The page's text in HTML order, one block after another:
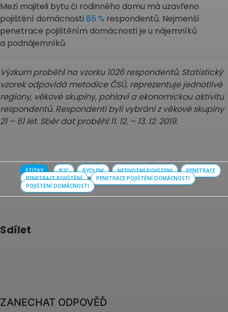
Mezi majiteli bytu či rodinného domu má uzavřeno
pojištění domácnosti 85 % respondentů. Nejmenší
penetrace pojištěním domácnosti je u nájemníků
a podnájemníků.
Výzkum proběhl na vzorku 1026 respondentů. Statistický
vzorek odpovídá metodice ČSÚ, reprezentuje jednotlivé
regiony, věkové skupiny, pohlaví a ekonomickou aktivitu
respondentů. Respondenti byli vybráni z věkové skupiny
21 – 61 let. Sběr dat proběhl 11. 12. – 13. 12. 2019.
ŠTÍTKY B2C BYDLENÍ NEŽIVOTNÍ POJIŠTĚNÍ
PENETRACE
PENETRACE POJIŠTĚNÍ
PENETRACE POJIŠTĚNÍ DOMÁCNOSTI
POJIŠTĚNÍ DOMÁCNOSTI
Sdílet
ZANECHAT ODPOVĚĎ